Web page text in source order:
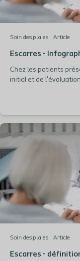
Soin des plaies Article
Escarres -
Chez les patients
initial et de
Soin des plaies Article
Escarres -